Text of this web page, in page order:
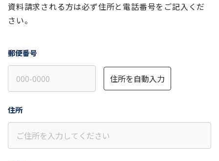
資料請求される方は必ず住所と電話番号をご記入くだ
さい。
郵便番号
住所を自動入力
住所